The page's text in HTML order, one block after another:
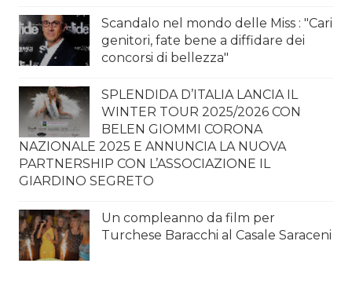
Scandalo nel mondo delle Miss : "Cari
genitori, fate bene a diffidare dei
concorsi di bellezza"
SPLENDIDA D’ITALIA LANCIA IL
WINTER TOUR 2025/2026 CON
BELEN GIOMMI CORONA
NAZIONALE 2025 E ANNUNCIA LA NUOVA
PARTNERSHIP CON L’ASSOCIAZIONE IL
GIARDINO SEGRETO
Un compleanno da film per
Turchese Baracchi al Casale Saraceni